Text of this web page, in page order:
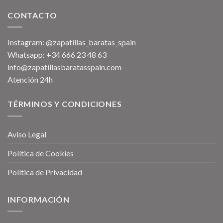
CONTACTO
Instagram: @zapatillas_baratas_spain
Whatsapp: +34 666 23 48 63
info@zapatillasbaratasspain.com
Atención 24h
TÉRMINOS Y CONDICIONES
Aviso Legal
Política de Cookies
Política de Privacidad
INFORMACIÓN